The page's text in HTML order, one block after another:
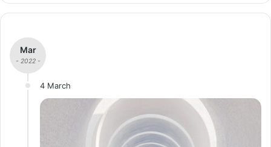
Mar
- 2022 -
4 March